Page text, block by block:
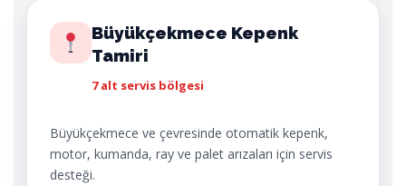
Büyükçekmece Kepenk
Tamiri
7 alt servis bölgesi
Büyükçekmece ve çevresinde otomatik kepenk,
motor, kumanda, ray ve palet arızaları için servis
desteği.